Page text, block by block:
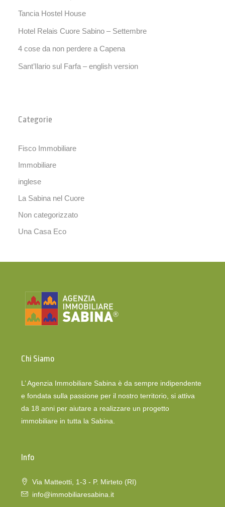
Tancia Hostel House
Hotel Relais Cuore Sabino – Settembre
4 cose da non perdere a Capena
Sant’Ilario sul Farfa – english version
Categorie
Fisco Immobiliare
Immobiliare
inglese
La Sabina nel Cuore
Non categorizzato
Una Casa Eco
Chi Siamo
L’ Agenzia Immobiliare Sabina è da sempre indipendente
e fondata sulla passione per il nostro territorio, si attiva
da 18 anni per aiutare a realizzare un progetto
immobiliare in tutta la Sabina.
Info
Via Matteotti, 1-3 - P. Mirteto (RI)
info@immobiliaresabina.it